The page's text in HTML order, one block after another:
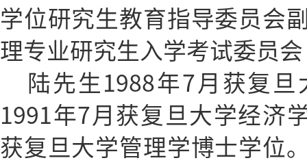
学位研究生教育指导委员会
理专业研究生入学考试委员
陆先生1988年7月获复
1991年7月获复旦大学经济
获复旦大学管理学博士学位